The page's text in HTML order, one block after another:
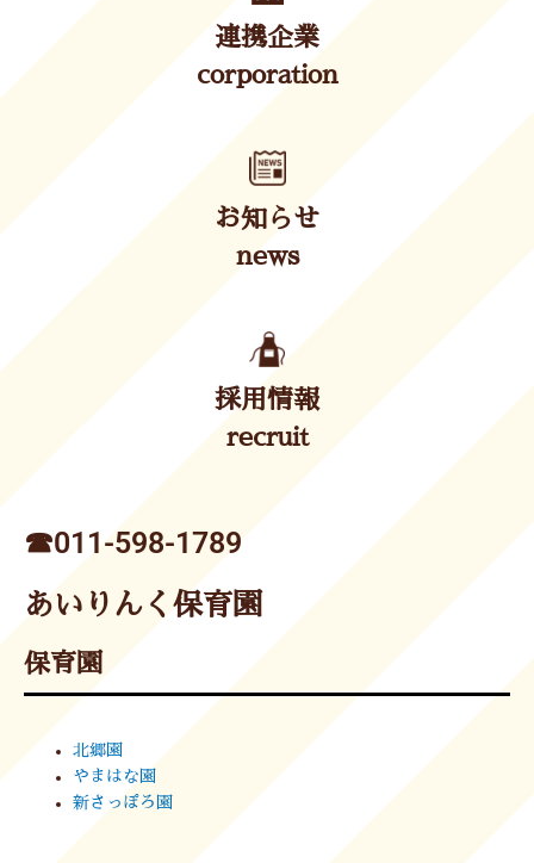
連携企業
corporation
お知らせ
news
採用情報
recruit
☎︎011-598-1789
あいりんく保育園
保育園
北郷園
やまはな園
新さっぽろ園